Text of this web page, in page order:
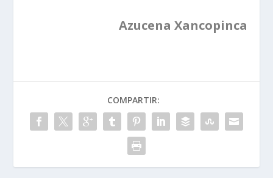
Azucena Xancopinca
COMPARTIR: